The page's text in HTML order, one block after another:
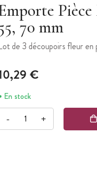
70 mm
de 3 découpoirs fleur en
€
En stock
- +